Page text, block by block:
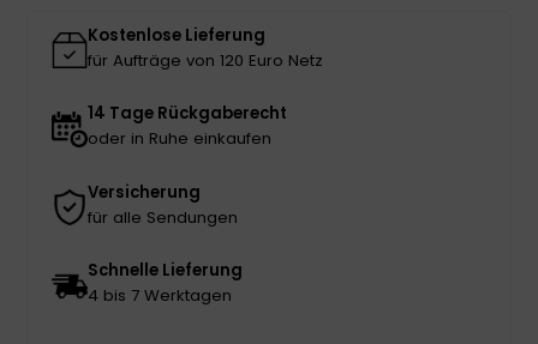
Kostenlose Lieferung
für Aufträge von 120 Euro Netz
14 Tage Rückgaberecht
oder in Ruhe einkaufen
Versicherung
für alle Sendungen
Schnelle Lieferung
4 bis 7 Werktagen